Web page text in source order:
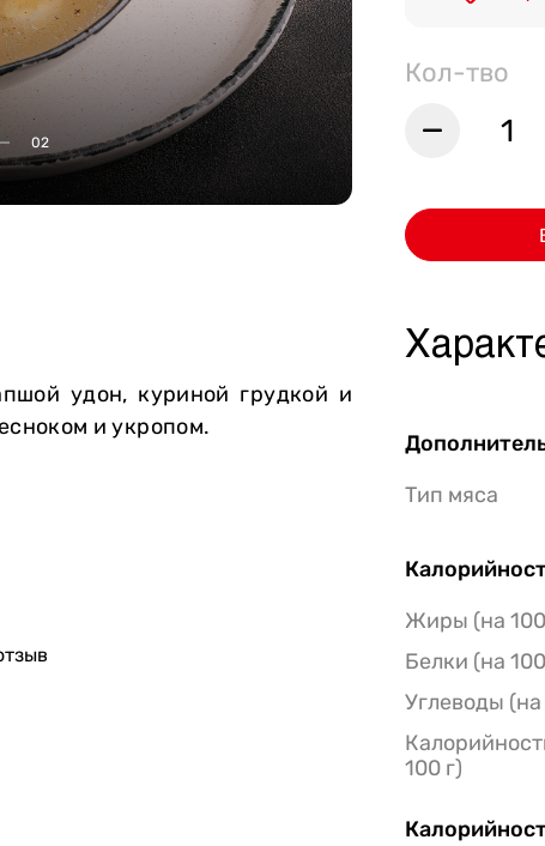
Стейки Клаб
Стейки Оссобуко
Стейки Шатобриан
Стейки из птицы
Стейки свиные
02
Кол-тво
1
Тип мяса
Жиры (на 100
Белки (на
Углеводы (на
100 г)
удон, куриной грудкой и
и укропом.